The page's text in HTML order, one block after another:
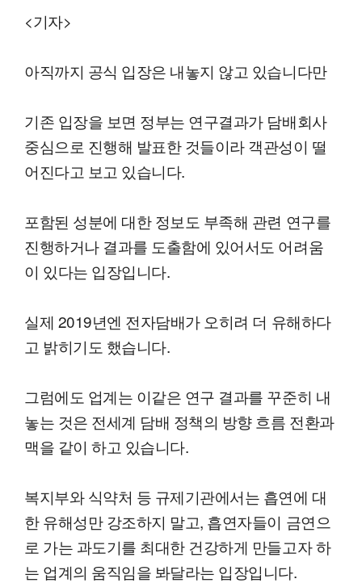
<기자>
아직까지 공식 입장은 내놓지 않고 있습니다만
기존 입장을 보면 정부는 연구결과가 담배회사
중심으로 진행해 발표한 것들이라 객관성이 떨
어진다고 보고 있습니다.
포함된 성분에 대한 정보도 부족해 관련 연구를
진행하거나 결과를 도출함에 있어서도 어려움
이 있다는 입장입니다.
실제 2019년엔 전자담배가 오히려 더 유해하다
고 밝히기도 했습니다.
그럼에도 업계는 이같은 연구 결과를 꾸준히 내
놓는 것은 전세계 담배 정책의 방향 흐름 전환과
맥을 같이 하고 있습니다.
복지부와 식약처 등 규제기관에서는 흡연에 대
한 유해성만 강조하지 말고, 흡연자들이 금연으
로 가는 과도기를 최대한 건강하게 만들고자 하
는 업계의 움직임을 봐달라는 입장입니다.